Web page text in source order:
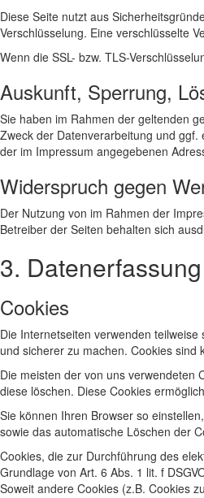
Diese Seite nutzt aus
Verschlüsselung. Eine verschlüsselte
Wenn die SSL- bzw. TLS-
Auskunft, Sperrung,
Sie haben im Rahmen der geltenden
Zweck der Datenverarbeitung und
der im Impressum angegebenen
Widerspruch gegen
Der Nutzung von im Rahmen der
Betreiber der Seiten behalten sich
3.
Cookies
Die Internetseiten verwenden
und sicherer zu machen. Cookies
Die meisten der von uns verwendeten
diese löschen. Diese Cookies
Sie können Ihren Browser so
sowie das automatische Löschen der
Cookies, die zur Durchführung des
Grundlage von Art. 6 Abs. 1 lit. f
Soweit andere Cookies (z.B. Cookies